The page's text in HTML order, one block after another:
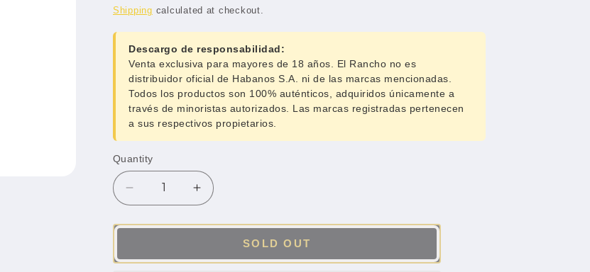
price
Shipping calculated at checkout.
Descargo de responsabilidad:
Venta exclusiva para mayores de 18 años. El Rancho no es
distribuidor oficial de Habanos S.A. ni de las marcas mencionadas.
Todos los productos son 100% auténticos, adquiridos únicamente a
través de minoristas autorizados. Las marcas registradas pertenecen
a sus respectivos propietarios.
Quantity
Quantity
Decrease
quantity
for
56
Increase
quantity
for
BHK&quot;s
56
SOLD OUT